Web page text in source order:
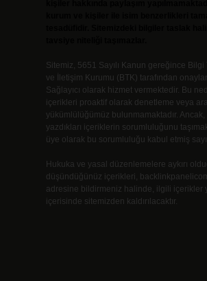
Sitemiz, 5651 Sayılı Kanun gereğince
ve İletişim Kurumu (BTK) tarafından
Sağlayıcı olarak hizmet vermektedir. Bu
içerikleri proaktif olarak denetleme veya
yükümlülüğümüz bulunmamaktadır.
yazdıkları içeriklerin sorumluluğunu
üye olarak bu sorumluluğu kabul etmiş
Hukuka ve yasal düzenlemelere aykırı
düşündüğünüz içerikleri,
adresine bildirmeniz halinde, ilgili içerikler
içerisinde sitemizden kaldırılacaktır.